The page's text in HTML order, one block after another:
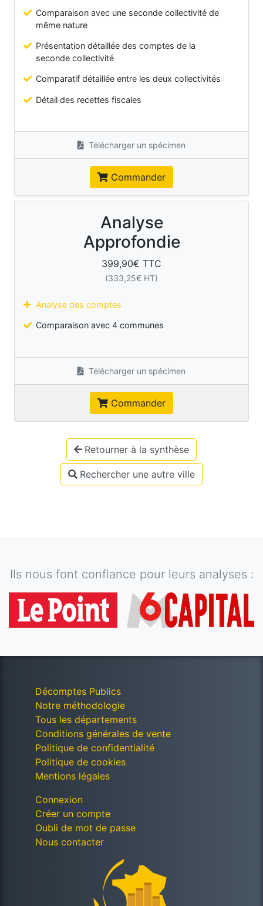
Comparaison avec une seconde collectivité de
même nature
Présentation détaillée des comptes de la
seconde collectivité
Comparatif détaillée entre les deux collectivités
Détail des recettes fiscales
Télécharger un spécimen
Commander
Analyse
Approfondie
399,90€ TTC
(333,25€ HT)
Analyse des comptes
Comparaison avec 4 communes
Télécharger un spécimen
Commander
Retourner à la synthèse
Rechercher une autre ville
Ils nous font confiance pour leurs analyses :
Décomptes Publics
Notre méthodologie
Tous les départements
Conditions générales de vente
Politique de confidentialité
Politique de cookies
Mentions légales
Connexion
Créer un compte
Oubli de mot de passe
Nous contacter